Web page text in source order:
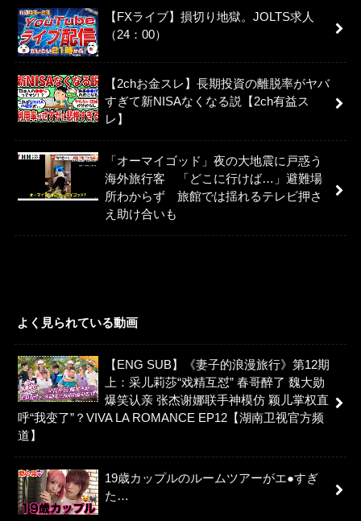
【FXライブ】損切り地獄。JOLTS求人
（24：00）
【2chお金スレ】長期投資の離脱率がヤバ
すぎて新NISAなくなる説【2ch有益ス
レ】
「オーマイゴッド」夜の大地震に戸惑う
海外旅行客 「どこに行けば…」避難場
所わからず 旅館では揺れるテレビ押さ
え助け合いも
よく見られている動画
【ENG SUB】《妻子的浪漫旅行》第12期
上：采儿莉莎“戏精互怼” 春哥醉了 魏大勋
爆笑认亲 张杰谢娜联手神模仿 颖儿掌权直
呼“我变了”？VIVA LA ROMANCE EP12【湖南卫视官方频
道】
19歳カップルのルームツアーがエ●すぎ
た…